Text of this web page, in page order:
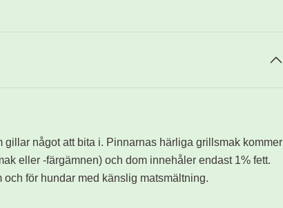
något att bita i. Pinnarnas härliga grillsmak kommer
eller -färgämnen) och dom innehåler endast 1% fett.
för hundar med känslig matsmältning.